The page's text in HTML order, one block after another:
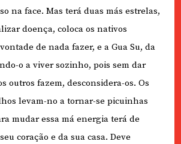
na face. Mas terá duas más estrelas,
doença, coloca os nativos
de nada fazer, e a Gua Su, da
o a viver sozinho, pois sem dar
outros fazem, desconsidera-os. Os
levam-no a tornar-se picuinhas
mudar essa má energia terá de
coração e da sua casa. Deve